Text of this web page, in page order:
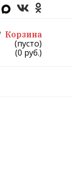
Корзина
(пусто)
(0 руб.)